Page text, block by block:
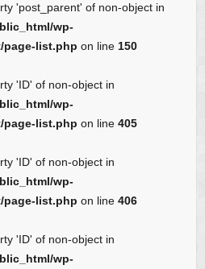
'post_parent' of non-object in
wp-
list.php on line 150
'ID' of non-object in
wp-
list.php on line 405
'ID' of non-object in
wp-
list.php on line 406
'ID' of non-object in
wp-